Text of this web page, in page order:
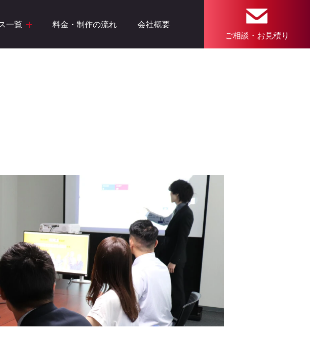
一覧 料金・制作の流れ
会社概要
ご相談・お見積り